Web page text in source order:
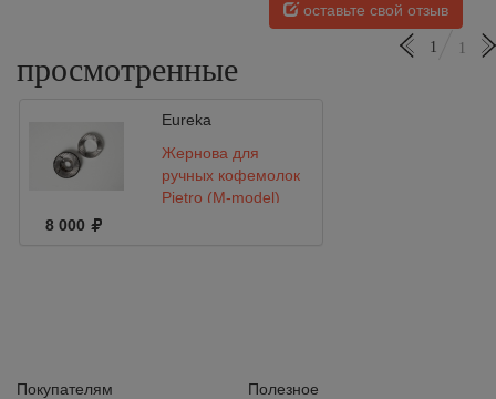
оставьте свой отзыв
просмотренные
1 1
Eureka
Жернова для
ручных кофемолок
Pietro (M-model)
8 000
Покупателям
Полезное